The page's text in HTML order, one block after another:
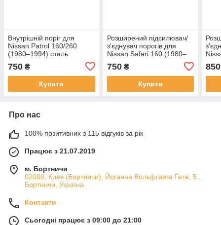
Внутрішній поріг для
Nissan Patrol 160/260
(1980–1994) сталь
750 ₴
Купити
Розширений підсилювач/
з'єднувач порогів для
Nissan Safari 160 (1980–
750₴
Купити
850
Про нас
100% позитивних з 115 відгуків за рік
Працює з 21.07.2019
м. Бортничи
02000, Киев (Бортничи), Йоганна Вольфганга Ґете, 5 ,
Бортничи, Україна
Контакти
Сьогодні працює з 09:00 до 21:00